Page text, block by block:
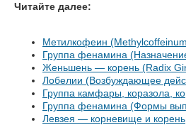
Читайте далее:
Метилкофеин
Группа фенамина
Женьшень — корень (Radix
Лобелии (Возбуждающее
Группа камфары, коразола,
Группа фенамина (Формы
Левзея — корневище и корень